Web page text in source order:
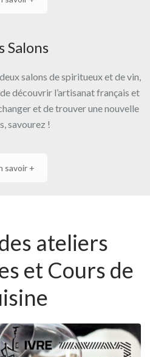
Salons
salons de spiritueux et de vin,
découvrir l’artisanat français et
et de trouver une nouvelle
savourez !
savoir +
ateliers
et Cours de